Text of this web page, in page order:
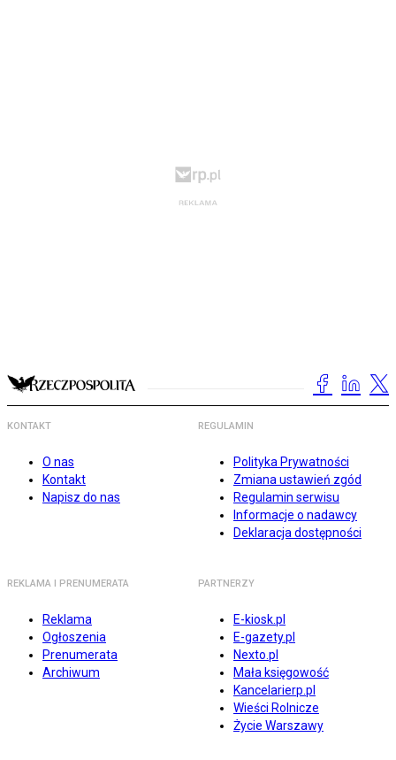
KONTAKT
O nas
Kontakt
Napisz do nas
REGULAMIN
Polityka Prywatności
Zmiana ustawień zgód
Regulamin serwisu
Informacje o nadawcy
Deklaracja dostępności
REKLAMA I PRENUMERATA
Reklama
Ogłoszenia
Prenumerata
Archiwum
PARTNERZY
E-kiosk.pl
E-gazety.pl
Nexto.pl
Mała księgowość
Kancelarierp.pl
Wieści Rolnicze
Życie Warszawy